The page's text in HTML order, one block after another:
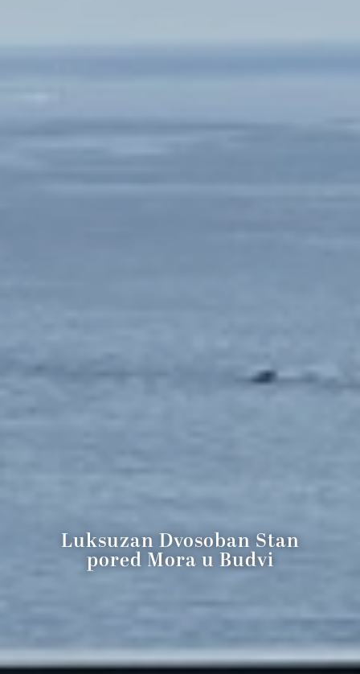
Luksuzan Dvosoban Stan
pored Mora u Budvi